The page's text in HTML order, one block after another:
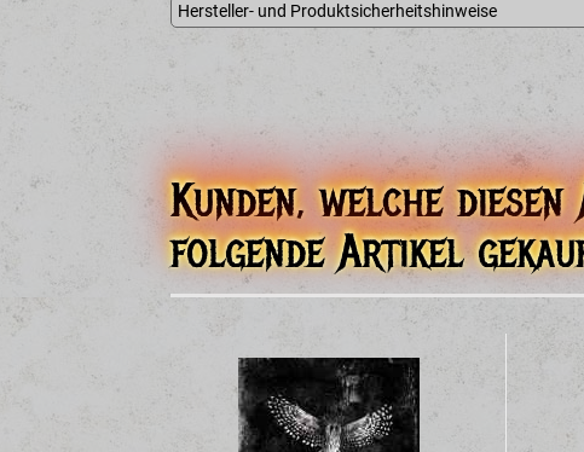
Hersteller- und Produktsicherheitshinweise
Plastic Head Distribution Ltd
Avtech House, Hithercroft Road
dissonance@dissonanceproductions.co.uk
EU Verantwortliche Person
International Associates Auditing & Certification Limited
The Black Church, St Mary's Place, Dublin 7, D07 P4AX
Irland
EUAR@ie.ia-net.com
Kunden, welche
folgende Artikel